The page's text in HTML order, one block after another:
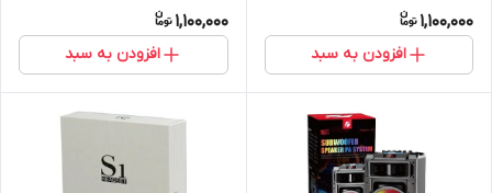
1,100,000
افزودن به سبد
1,100,000
افزودن به سبد